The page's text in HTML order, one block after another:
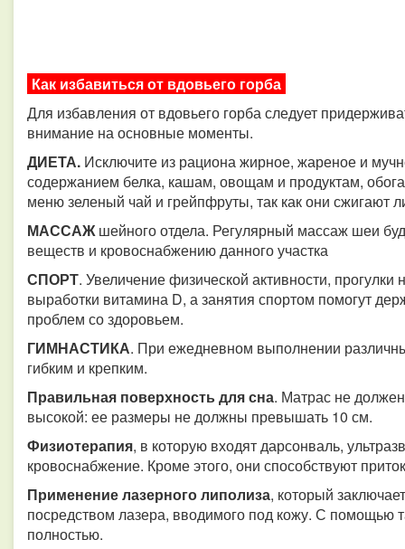
Как избавиться от вдовьего горба
Для избавления от вдовьего горба следует
внимание на основные моменты.
ДИЕТА. Исключите из рациона жирное, жареное и
содержанием белка, кашам, овощам и продуктам,
меню зеленый чай и грейпфруты, так как они сжигают
МАССАЖшейного отдела. Регулярный массаж шеи
веществ и кровоснабжению данного участка
СПОРТ. Увеличение физической активности,
выработки витамина D, а занятия спортом помогут
проблем со здоровьем.
ГИМНАСТИКА. При ежедневном выполнении
гибким и крепким.
Правильная поверхность для сна. Матрас не
высокой: ее размеры не должны превышать 10 см.
Физиотерапия, в которую входят дарсонваль,
кровоснабжение. Кроме этого, они способствуют
Применение лазерного липолиза, который
посредством лазера, вводимого под кожу. С помощью
полностью.